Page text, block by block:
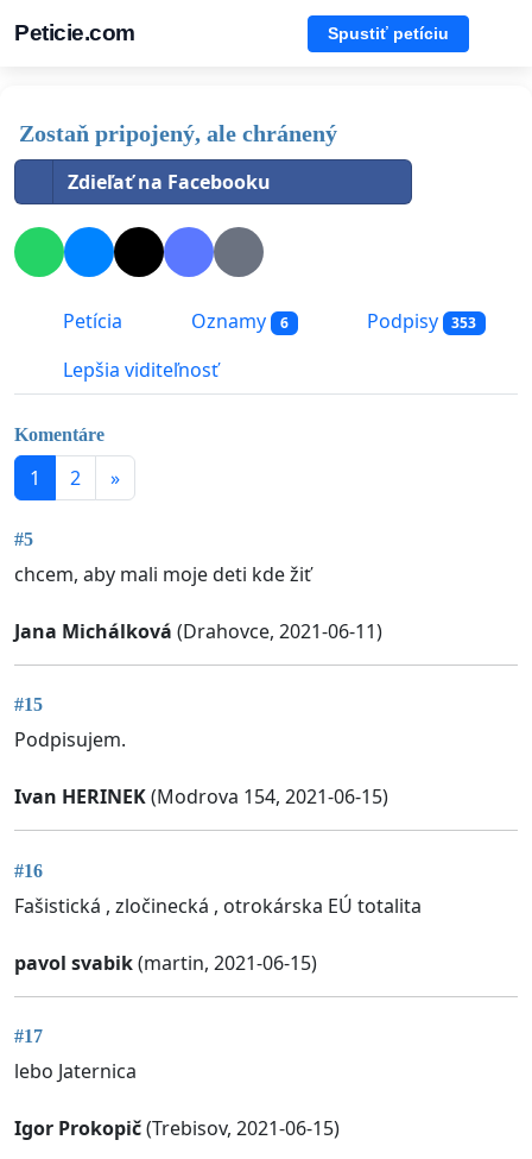
Peticie.com Spustiť petíciu
Zostaň pripojený, ale chránený
Zdieľať na Facebooku
Petícia Oznamy 6 Podpisy 353
Lepšia viditeľnosť
Komentáre
1 2 »
#5
chcem, aby mali moje deti kde žiť
Jana Michálková (Drahovce, 2021-06-11)
#15
Podpisujem.
Ivan HERINEK(Modrova 154, 2021-06-15)
#16
Fašistická , zločinecká , otrokárska EÚ totalita
pavol svabik(martin, 2021-06-15)
#17
lebo Jaternica
Igor Prokopič(Trebisov, 2021-06-15)